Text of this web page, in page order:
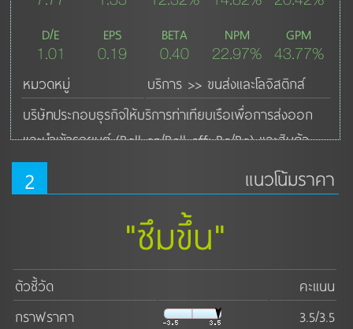
D/E
1.01
EPS
0.19
BETA
0.40
NPM
22.97%
GPM
43.77%
หมวดหมู่
บริการ >> ขนส่งและโลจิสติกส์
บริษัทประกอบธุรกิจให้บริการท่าเทียบเรือเพื่อการส่งออก
และนำเข้ารถยนต์ (Roll-on/Roll-off: Ro/Ro) และสินค้า
ทั่วไป โดยมีท่าเทียบเรือและพื้นที่ให้บริการตั้งอยู่ในบริเวณท่า
เทียบเรือ A5 ท่าเรือแหลมฉบัง อำเภอศรีราชา จังหวัด
ชลบุรี โดยปัจจุบันบริษัทเป็นผู้ให้บริการท่าเทียบเรือที่มี
ปริมาณการส่งออกรถยนต์มากที่สุดในประเทศไทย โดยใน 3
ปีที่ผ่านมา บริษัทมีส่วนแบ่งทางการตลาดประมาณร้อยละ
80 ของจำนวนรถยนต์ที่ส่งออกทั้งหมดของประเทศไทย
ลักษณะการให้บริการแบ่งเป็น 3 ประเภท ได้แก่ 1) การให้
2 แนวโน้มราคา
"ซึมขึ้น"
ตัวชี้วัด
คะแนน
กราฟราคา
3.5/3.5